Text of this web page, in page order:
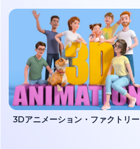
3Dアニメーション・ファクトリー